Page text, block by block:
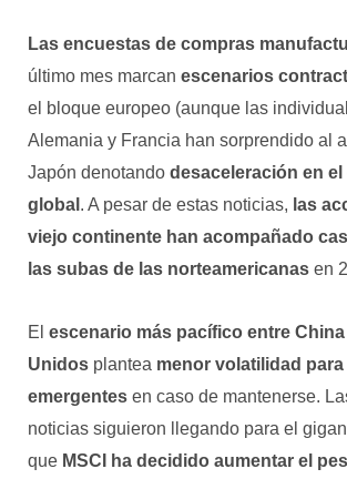
Las encuestas de compras
último mes marcan escenarios
el bloque europeo (aunque las
Alemania y Francia han sorprendido al
Japón denotando desaceleración en
global . A pesar de estas noticias, las
viejo continente han acompañado
las subas de las norteamericanas en
El escenario más pacífico entre
Unidos plantea menor volatilidad
emergentes en caso de mantenerse.
noticias siguieron llegando para el
que MSCI ha decidido aumentar el